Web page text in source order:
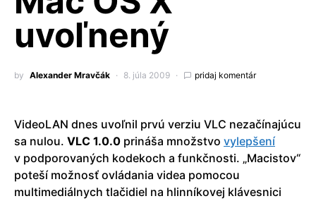
uvoľnený
by Alexander Mravčák 8. júla 2009 pridaj komentár
VideoLAN dnes uvoľnil prvú verziu VLC nezačínajúcu
sa nulou. VLC 1.0.0 prináša množstvo vylepšení
v podporovaných kodekoch a funkčnosti. „Macistov“
poteší možnosť ovládania videa pomocou
multimediálnych tlačidiel na hlinníkovej klávesnici